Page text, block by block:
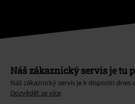
Náš zákaznický servis je tu
Náš zákaznický servis je k dispozici dnes
Dozvědět se více